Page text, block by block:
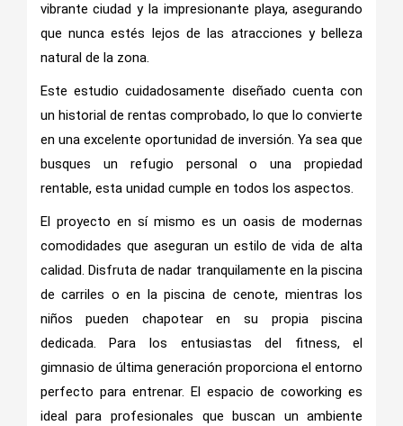
vibrante ciudad y la impresionante playa, asegurando
que nunca estés lejos de las atracciones y belleza
natural de la zona.
Este estudio cuidadosamente diseñado cuenta con
un historial de rentas comprobado, lo que lo convierte
en una excelente oportunidad de inversión. Ya sea que
busques un refugio personal o una propiedad
rentable, esta unidad cumple en todos los aspectos.
El proyecto en sí mismo es un oasis de modernas
comodidades que aseguran un estilo de vida de alta
calidad. Disfruta de nadar tranquilamente en la piscina
de carriles o en la piscina de cenote, mientras los
niños pueden chapotear en su propia piscina
dedicada. Para los entusiastas del fitness, el
gimnasio de última generación proporciona el entorno
perfecto para entrenar. El espacio de coworking es
ideal para profesionales que buscan un ambiente